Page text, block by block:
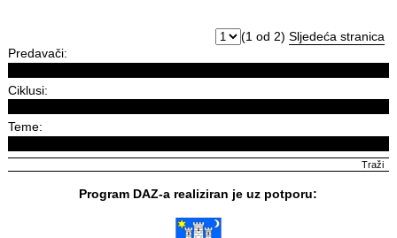
(1 od 2)Sljedeća stranica
Predavači:
Ciklusi:
Teme:
Program DAZ-a realiziran je uz potporu: